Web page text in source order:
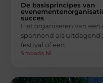
De basisprincipes van
succes
Het organiseren van
spannend als uitdagend
festival of een
Smoods.nl